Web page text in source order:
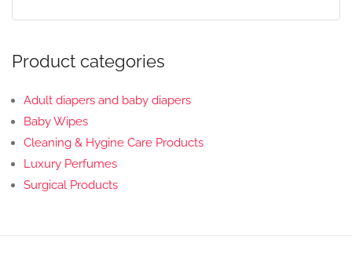
Product categories
Adult diapers and baby diapers
Baby Wipes
Cleaning & Hygine Care Products
Luxury Perfumes
Surgical Products